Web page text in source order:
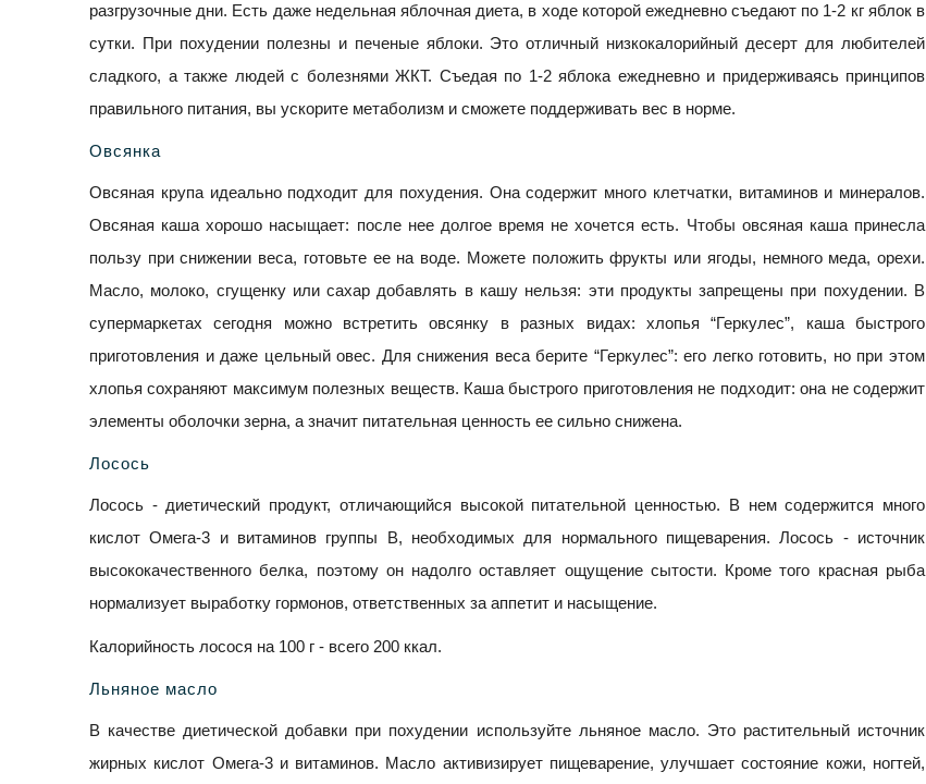
разгрузочные дни. Есть даже недельная яблочная диета, в ходе которой ежедневно съедают по 1-2 кг яблок в
сутки. При похудении полезны и печеные яблоки. Это отличный низкокалорийный десерт для любителей
сладкого, а также людей с болезнями ЖКТ. Съедая по 1-2 яблока ежедневно и придерживаясь принципов
правильного питания, вы ускорите метаболизм и сможете поддерживать вес в норме.
Овсянка
Овсяная крупа идеально подходит для похудения. Она содержит много клетчатки, витаминов и минералов.
Овсяная каша хорошо насыщает: после нее долгое время не хочется есть. Чтобы овсяная каша принесла
пользу при снижении веса, готовьте ее на воде. Можете положить фрукты или ягоды, немного меда, орехи.
Масло, молоко, сгущенку или сахар добавлять в кашу нельзя: эти продукты запрещены при похудении. В
супермаркетах сегодня можно встретить овсянку в разных видах: хлопья “Геркулес”, каша быстрого
приготовления и даже цельный овес. Для снижения веса берите “Геркулес”: его легко готовить, но при этом
хлопья сохраняют максимум полезных веществ. Каша быстрого приготовления не подходит: она не содержит
элементы оболочки зерна, а значит питательная ценность ее сильно снижена.
Лосось
Лосось - диетический продукт, отличающийся высокой питательной ценностью. В нем содержится много
кислот Омега-3 и витаминов группы В, необходимых для нормального пищеварения. Лосось - источник
высококачественного белка, поэтому он надолго оставляет ощущение сытости. Кроме того красная рыба
нормализует выработку гормонов, ответственных за аппетит и насыщение.
Калорийность лосося на 100 г - всего 200 ккал.
Льняное масло
В качестве диетической добавки при похудении используйте льняное масло. Это растительный источник
жирных кислот Омега-3 и витаминов. Масло активизирует пищеварение, улучшает состояние кожи, ногтей,